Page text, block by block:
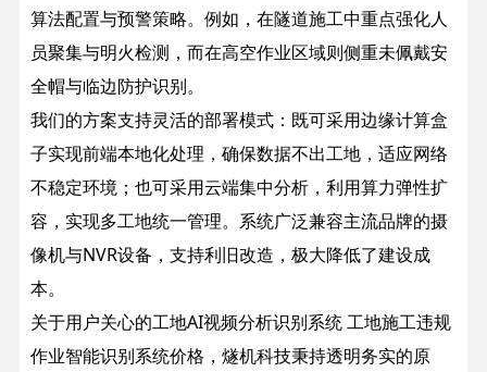
算法配置与预警策略。例如，在隧道施工中重点强化人
员聚集与明火检测，而在高空作业区域则侧重未佩戴安
全帽与临边防护识别。
我们的方案支持灵活的部署模式：既可采用边缘计算盒
子实现前端本地化处理，确保数据不出工地，适应网络
不稳定环境；也可采用云端集中分析，利用算力弹性扩
容，实现多工地统一管理。系统广泛兼容主流品牌的摄
像机与NVR设备，支持利旧改造，极大降低了建设成
本。
关于用户关心的工地AI视频分析识别系统 工地施工违规
作业智能识别系统价格，燧机科技秉持透明务实的原